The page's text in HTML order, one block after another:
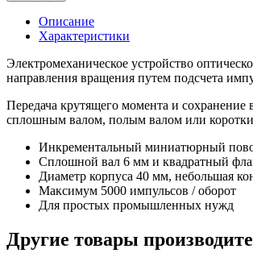
Описание
Характеристики
Электромеханическое устройство
направления вращения путем подсчета
Передача крутящего момента и
сплошным валом, полым валом или
Инкрементальный миниатюрный
Сплошной вал 6 мм и квадратный
Диаметр корпуса 40 мм, небольшая
Максимум 5000 импульсов / оборот
Для простых промышленных нужд
Другие товары